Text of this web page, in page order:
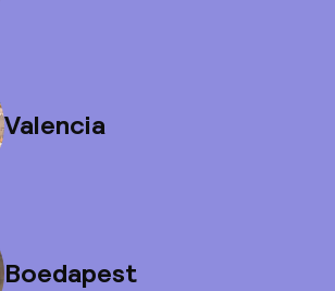
Valencia
Boedapest